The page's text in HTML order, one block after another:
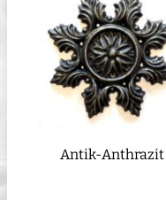
Antik-Anthrazit